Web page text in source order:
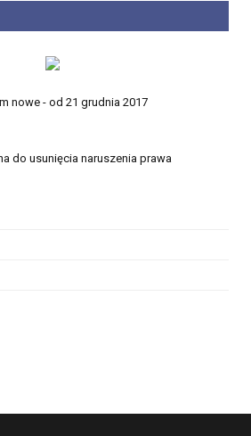
nowe - od 21 grudnia 2017
do usunięcia naruszenia prawa